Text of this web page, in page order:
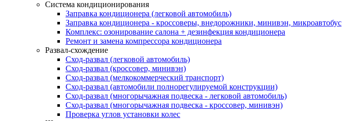
Система кондиционирования
Заправка кондиционера (легковой автомобиль)
Заправка кондиционера - кроссоверы, внедорожники, минивэн, микроавтобус
Комплекс: озонирование салона + дезинфекция кондиционера
Ремонт и замена компрессора кондиционера
Развал-схождение
Сход-развал (легковой автомобиль)
Сход-развал (кроссовер, минивэн)
Сход-развал (мелкокоммерческий транспорт)
Сход-развал (автомобили полнорегулируемой конструкции)
Сход-развал (многорычажная подвеска - легковой автомобиль)
Сход-развал (многорычажная подвеска - кроссовер, минивэн)
Проверка углов установки колес